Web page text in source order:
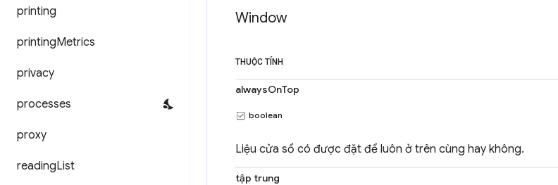
printing
printingMetrics
privacy
processes
proxy
readingList
Window
THUỘC TÍNH
alwaysOnTop
boolean
Liệu cửa sổ có được đặt để luôn ở trên cùng hay không.
tập trung